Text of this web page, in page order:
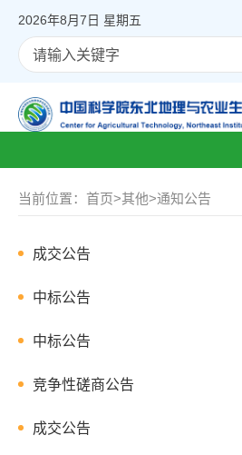
2026年8月7日 星期五
当前位置： 首页>其他>通知公告
成交公告
中标公告
中标公告
竞争性磋商公告
成交公告